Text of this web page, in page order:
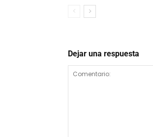
Dejar una respuesta